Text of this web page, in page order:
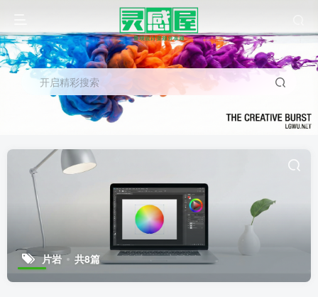
开启精彩搜索
片岩 共8篇